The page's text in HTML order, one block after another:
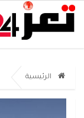
الرئيسية